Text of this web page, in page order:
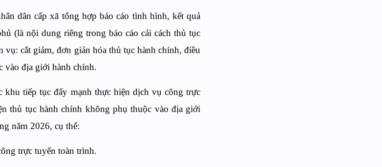
dân cấp xã tổng hợp báo cáo tình hình, kết quả
(là nội dung riêng trong báo cáo cải cách thủ tục
vụ: cắt giảm, đơn giản hóa thủ tục hành chính, điều
vào địa giới hành chính.
khu tiếp tục đẩy mạnh thực hiện dịch vụ công trực
thủ tục hành chính không phụ thuộc vào địa giới
năm 2026, cụ thể:
trực tuyến toàn trình.